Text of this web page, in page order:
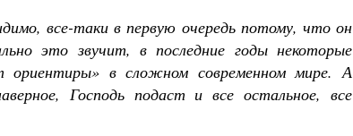
все-таки в первую очередь потому, что он
это звучит, в последние годы некоторые
ориентиры» в сложном современном мире. А
Господь подаст и все остальное, все